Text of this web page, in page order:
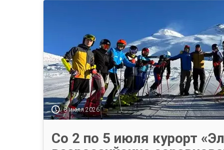
8 июля 2026
Со 2 по 5 июля курорт